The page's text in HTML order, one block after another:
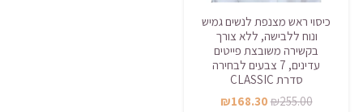
כיסוי ראש מצנפת לנשים גמיש
ונוח ללבישה, ללא צורך
בקשירה משובצת פייטים
עדינים, 7 צבעים לבחירה
סדרת CLASSIC
₪255.00
המחיר ₪168.30